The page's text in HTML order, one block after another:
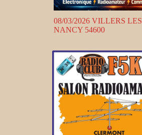
08/03/2026 VILLERS LES
NANCY 54600